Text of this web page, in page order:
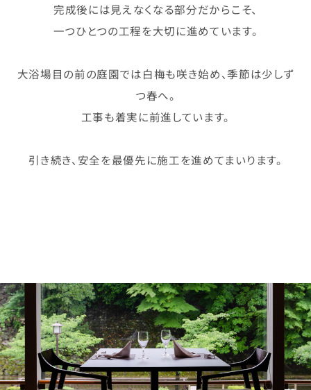
完成後には見えなくなる部分だからこそ、
一つひとつの工程を大切に進めています。
大浴場目の前の庭園では白梅も咲き始め、季節は少しず
つ春へ。
工事も着実に前進しています。
引き続き、安全を最優先に施工を進めてまいります。